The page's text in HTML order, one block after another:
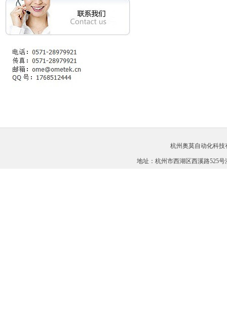
杭州奥莫自动化科技
地址：杭州市西湖区西溪路525